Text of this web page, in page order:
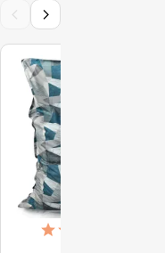
‹ ›